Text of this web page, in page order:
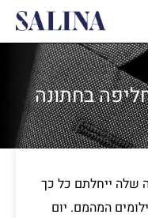
בחתונה
שלה ייחלתם כל כך
המהמם. יום